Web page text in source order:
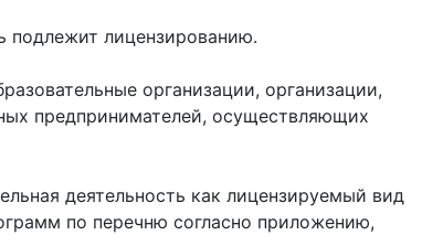
подлежит лицензированию.
организации, организации,
предпринимателей, осуществляющих
деятельность как лицензируемый вид
по перечню согласно приложению,